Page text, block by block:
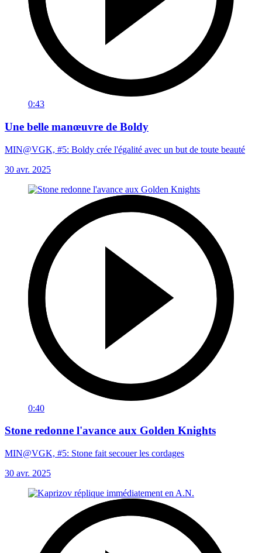
0:43
Une belle manœuvre de Boldy
MIN@VGK, #5: Boldy crée l'égalité avec un but de toute beauté
30 avr. 2025
0:40
Stone redonne l'avance aux Golden Knights
MIN@VGK, #5: Stone fait secouer les cordages
30 avr. 2025